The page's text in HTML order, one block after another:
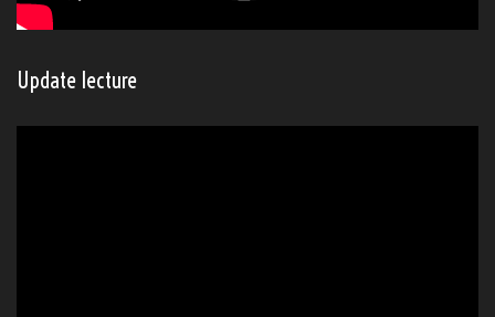
Update lecture